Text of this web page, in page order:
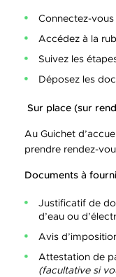
Connectez-
Accédez à la
Suivez les
Déposez les
Sur place (sur
Au Guichet
prendre rendez-
Documents à
Justificatif de
d’eau ou
Avis
Attestation de
(facultative si